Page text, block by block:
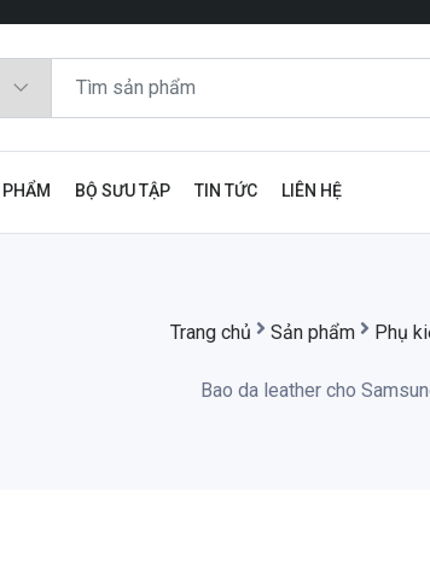
BỘ SƯU TẬP TIN TỨC LIÊN HỆ
Trang chủ Sản phẩm Phụ
Bao da leather cho